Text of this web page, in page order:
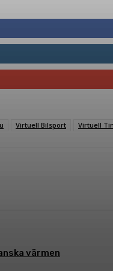
Virtuell Bilsport Virtuell
värmen